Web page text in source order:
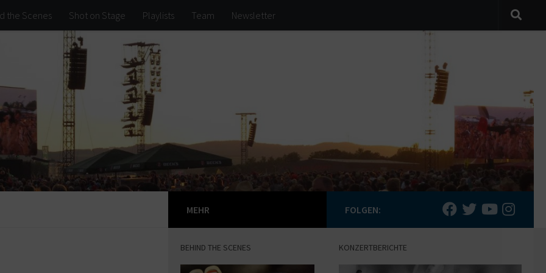
the Scenes Shot on Stage Playlists Team Newsletter
FOLGEN:
KONZERTBERICHTE
MEHR
BEHIND THE SCENES